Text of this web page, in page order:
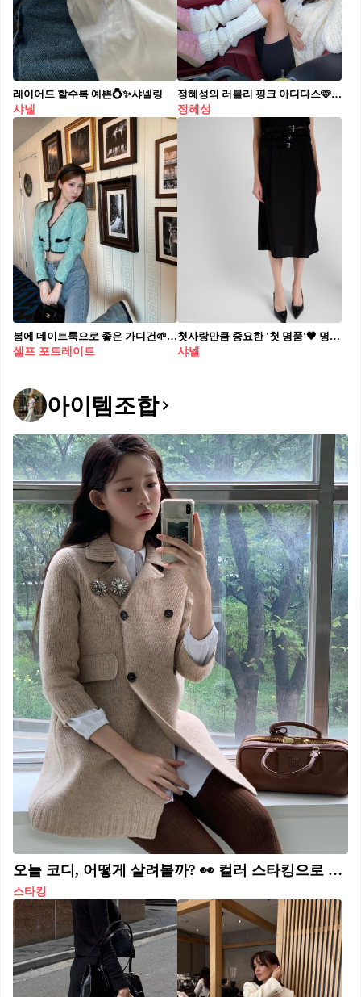
레이어드 할수록 예쁜💍✨샤넬링
샤넬
정혜성의 러블리 핑크 아디다스🩷 아디다스 버뮤다 글로우 핑크👟🌸 다가오는 봄에 @딱이다
정혜성
봄에 데이트룩으로 좋은 가디건🌱 셀프 포트레이트🖤 자켓처럼 보이는 가디건으로 단정하게💫
셀프 포트레이트
첫사랑만큼 중요한 '첫 명품'🖤 명품은 가격대라는 높은 진입 장벽이 있는 만큼 확고한 취향을 갖고 있지 않는 이상 제품 선정에 있어 고민이 많이 드는데요. 입문템으로 이미 입증된 스테디셀러 명품 입문템을 추천해 드리려고 합니다. 첫 단추를 잘 꿰야 앞으로 더욱 럭셔리 패션에 재미를 느끼실 수 있을 테니까요. 1. 샤넬 클래식 스몰 플랩 지갑 1백45만원 - 때타지 않는 색상에 질리지 않는 클래식한 디자인! 명품 지갑이 처음이라면 꼭 필요한 기준이에요. 2. 보테가베네타 미니 조디백 3백70만 원대 - 명품 장인의 손길을 느낄 수 있는 기법이 들어간 백으로서 유연한 쉐입이 특징입니다. 오래 들수록 더욱 편안하다는 걸 느낄 거예요. 3. 프라다 브러시드 가죽 슬링백 펌프스 1백62만원 - '악마는 프라다를 입는다'라는 영화 제목이 괜히 있는 게 아니겠죠? 스타일리시함의 절정인 프라다 힐! 클래식하고 아찔한 매력이 포인트에요.
샤넬
아이템조합
오늘 코디, 어떻게 살려볼까? 👀 컬러 스타킹으로 하의 스타일링 완성도를 끌어올려 보자🤎🩶 컬러 스타킹 활용법 참고해 보세요. 1. 브라운 스타킹 브라운 특유의 따뜻한 색감이 블랙보다 부드럽고, 계절감 있는 연출이 가능하죠. 비슷한 톤의 옷을 매치하면 깔끔하게 정리돼 데일리부터 포멀한 룩까지 다양하게 활용하기 좋습니다. 2. 그레이 스타킹 그레이 스타킹은 톤에 따라 분위기가 달라지는데요. 라이트 그레이는 룩에 가벼움을 더하고, 다크 그레이는 차분하면서도 세련된 무드를 더해줍니다. 블랙 스타킹이 강하게 느껴질 때 입기 좋고, 룩을 단정하고 차분한 분위기로 정리해 줍니다. 3. 블랙 스타킹 블랙 스타킹은 실루엣을 또렷하게 잡아주며, 어떤 하의와도 잘 어울리죠. 특히 올블랙 스타일에 시스루 블랙 스타킹을 매치하면 시크하면서도 페미닌한 무드를 강조해 줍니다.
스타킹